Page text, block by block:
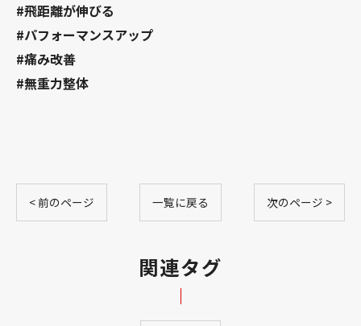
#飛距離が伸びる
#パフォーマンスアップ
#痛み改善
#無重力整体
< 前のページ 一覧に戻る 次のページ >
関連タグ